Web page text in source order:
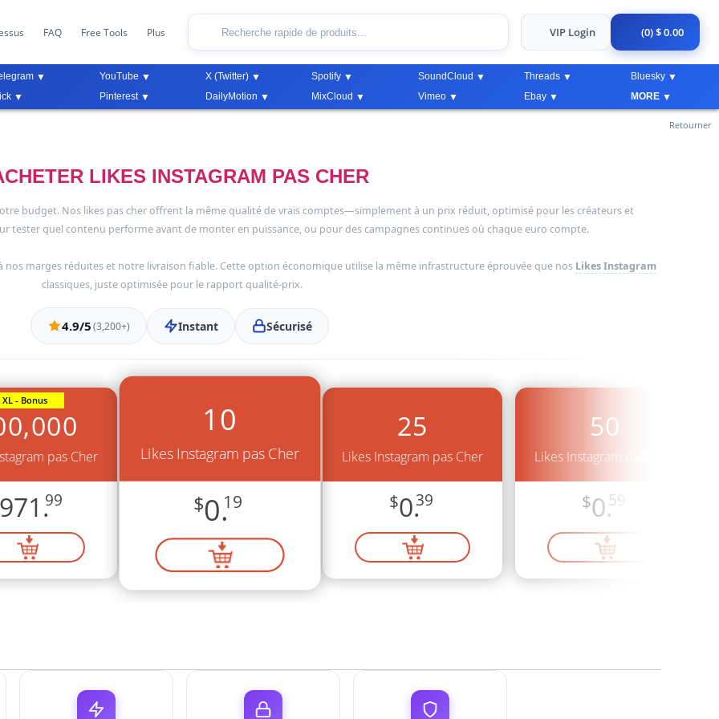
FAQ Free Tools Plus VIP Login (0) $ 0.00
YouTube X (Twitter) Spotify SoundCloud Threads
Bluesky
Pinterest DailyMotion MixCloud Vimeo Ebay MORE
Retourner
LIKES INSTAGRAM PAS CHER
budget. Nos likes pas cher offrent la même qualité de vrais comptes—simplement à un prix réduit, optimisé pour les créateurs et
tester quel contenu performe avant de monter en puissance, ou pour des campagnes continues où chaque euro compte.
nos marges réduites et notre livraison fiable. Cette option économique utilise la même infrastructure éprouvée que nos Likes Instagram
classiques, juste optimisée pour le rapport qualité-prix.
4.9/5(3,200+) Instant Sécurisé
XL - Bonus
pas Cher
971.99
10
Likes Instagram pas Cher
$0.19
25
Likes Instagram pas Cher
$0.39
50
Likes Instagram pas Cher
$0.59